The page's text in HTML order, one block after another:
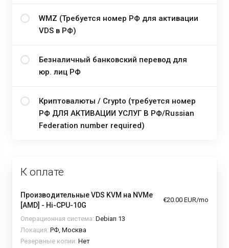
WMZ (Требуется номер РФ для активации
VDS в РФ)
Безналичный банковский перевод для
юр. лиц РФ
Криптовалюты / Crypto (требуется номер
РФ ДЛЯ АКТИВАЦИИ УСЛУГ В РФ/Russian
Federation number required)
К оплате
Производительные VDS KVM на NVMe
[AMD] - Hi-CPU-10G
€20.00 EUR/mo
Операционная система: Debian 13
Локация: РФ, Москва
Резервные копии: Нет